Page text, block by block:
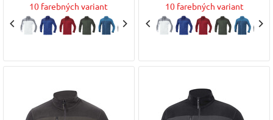
10 farebných variant 10 farebných variant